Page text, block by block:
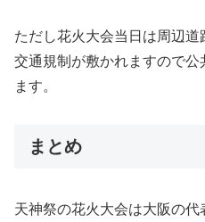
ただし花火大会当日は周辺
交通規制が敷かれますので
ます。
まとめ
天神祭の花火大会は大阪の代